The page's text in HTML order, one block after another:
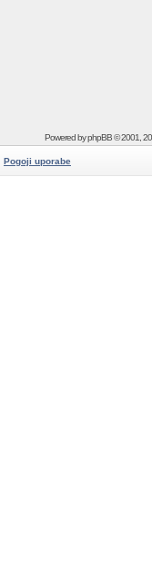
Powered byphpBB© 2001,
Pogoji uporabe